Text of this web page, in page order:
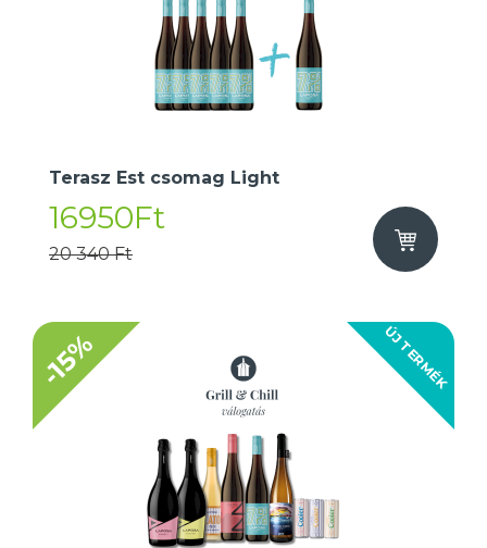
Terasz Est csomag Light
16950Ft
20 340 Ft
ÚJ TERMÉK
-15%